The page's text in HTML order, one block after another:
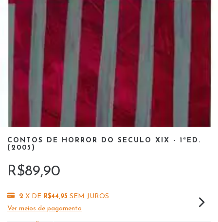
CONTOS DE HORROR DO SECULO XIX - 1ªED.
(2005)
R$89,90
2 X DE R$44,95 SEM JUROS
Ver meios de pagamento